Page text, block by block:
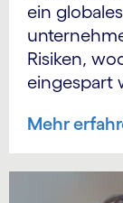
ein
Risiken,
eingespart
Mehr